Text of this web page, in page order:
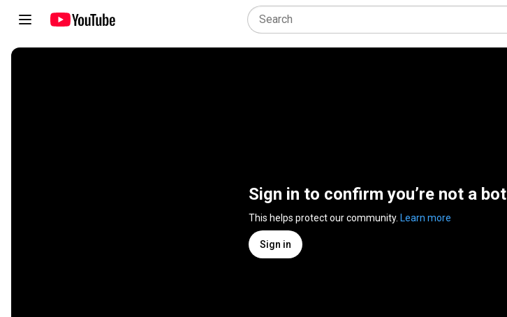
Sign in to confirm you’re not a bot
This helps protect our community. Learn more
Sign in